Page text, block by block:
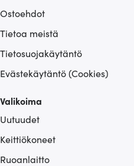
Ostoehdot
Tietoa meistä
Tietosuojakäytäntö
Evästekäytäntö (Cookies)
Valikoima
Uutuudet
Keittiökoneet
Ruoanlaitto